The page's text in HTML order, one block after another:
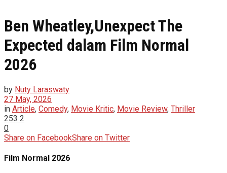
Ben Wheatley,Unexpect The
Expected dalam Film Normal
2026
by Nuty Laraswaty
27 May, 2026
in Article, Comedy, Movie Kritic, Movie Review, Thriller
253 2
0
Share on FacebookShare on Twitter
Film Normal 2026